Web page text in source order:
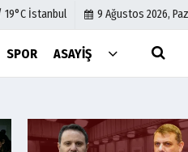
19°C İstanbul 9 Ağustos 2026,
SPOR ASAYIŞ
İletişim
Çerez Politikası